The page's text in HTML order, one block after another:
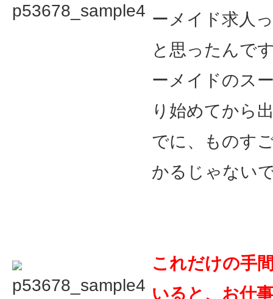
ーメイド求人
と思ったんで
ーメイドのス
り始めてから
でに、ものす
かるじゃない
これだけの手
いると、 お仕